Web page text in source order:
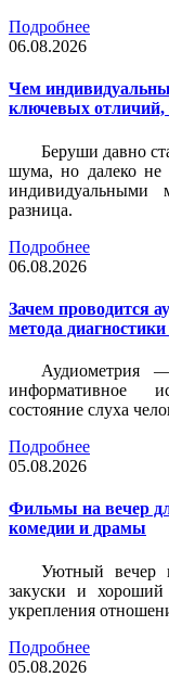
Подробнее
06.08.2026
Чем
ключевых отличий,
Беруши давно
шума, но далеко
индивидуальными
разница.
Подробнее
06.08.2026
Зачем проводится
метода диагностики
Аудиометрия
информативное
состояние слуха
Подробнее
05.08.2026
Фильмы на вечер
комедии и драмы
Уютный вечер
закуски и
укрепления
Подробнее
05.08.2026